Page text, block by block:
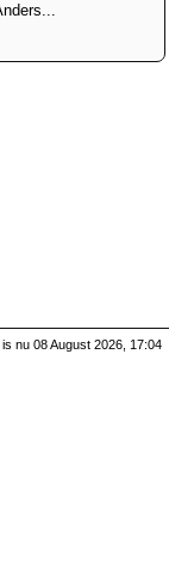
nu 08 August 2026, 17:04